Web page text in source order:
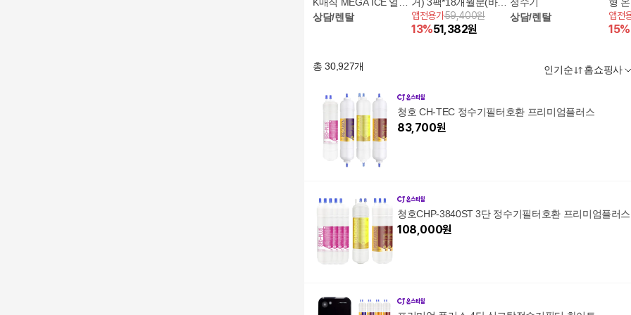
정수기
상담/렌탈
필터9개+헤드필터9개)
앱전용가59,400원
13%51,382원
상담/렌탈
+라
필
앱전
15%
총30,927개 인기순 홈쇼핑사
청호 CH-TEC 정수기필터호환 프리미엄플러스
83,700원
청호CHP-3840ST 3단 정수기필터호환 프리미엄플러스
108,000원